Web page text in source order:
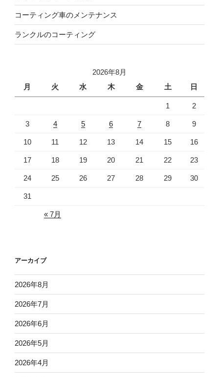
コーティング車のメンテナンス
ランクルのコーティング
2026年8月
月
火 水 木 金 土 日
1 2
3 4 5 6 7 8 9
10 11 12 13 14 15 16
17 18 19 20 21 22 23
24 25 26 27 28 29 30
31
« 7月
アーカイブ
2026年8月
2026年7月
2026年6月
2026年5月
2026年4月